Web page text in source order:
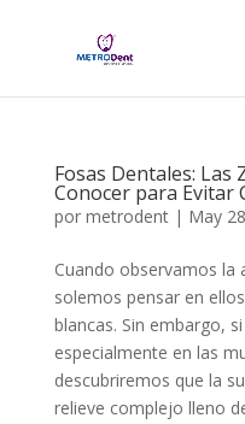
Fosas Dentales: Las
Conocer para Evitar
por metrodent| May
Cuando observamos la
solemos pensar en
blancas. Sin embargo,
especialmente en las
descubriremos que la
relieve complejo lleno